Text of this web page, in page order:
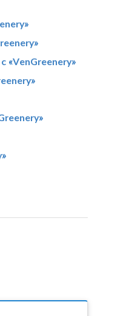
«VenGreenery»